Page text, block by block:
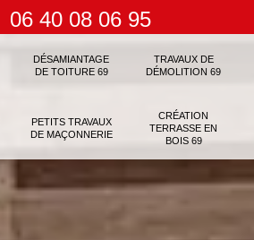
06 40 08 06 95
DÉSAMIANTAGE
DE TOITURE 69
TRAVAUX DE
DÉMOLITION 69
PETITS TRAVAUX
DE MAÇONNERIE
CRÉATION
TERRASSE EN
BOIS 69